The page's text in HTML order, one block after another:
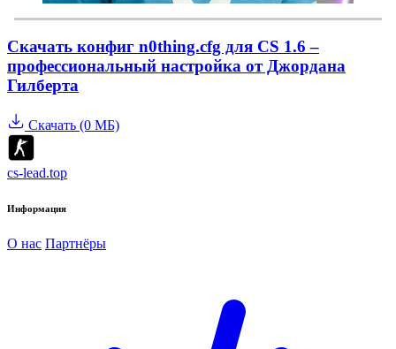
Скачать конфиг n0thing.cfg для CS 1.6 –
профессиональный настройка от Джордана
Гилберта
Скачать (0 МБ)
cs-lead.top
Информация
О нас Партнёры